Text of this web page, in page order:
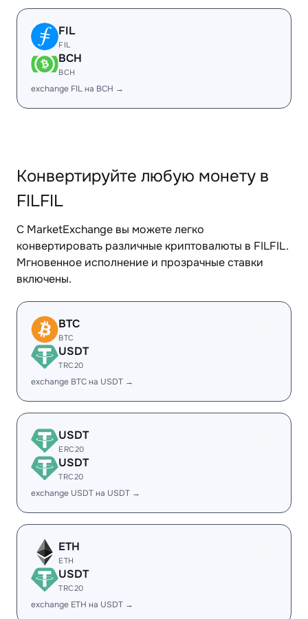
FIL
FIL
BCH
BCH
exchange FIL на BCH →
Конвертируйте любую монету в
FILFIL
С MarketExchange вы можете легко
конвертировать различные криптовалюты в FILFIL.
Мгновенное исполнение и прозрачные ставки
включены.
BTC
BTC
USDT
TRC20
exchange BTC на USDT →
USDT
ERC20
USDT
TRC20
exchange USDT на USDT →
ETH
ETH
USDT
TRC20
exchange ETH на USDT →